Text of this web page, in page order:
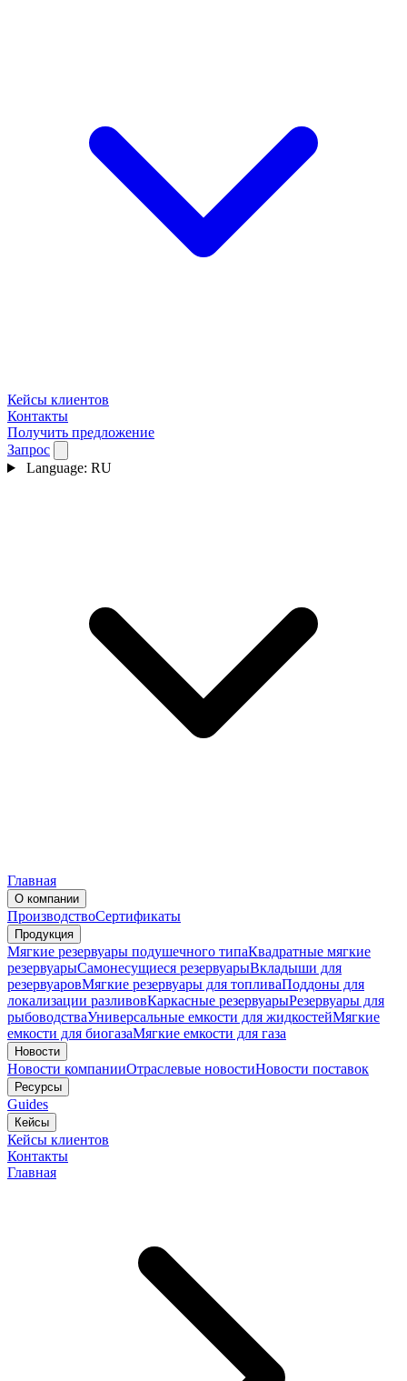
Кейсы клиентов
Контакты
Получить предложение
Запрос
Language: RU
Главная
О компании
ПроизводствоСертификаты
Продукция
Мягкие резервуары подушечного типаКвадратные мягкие
резервуарыСамонесущиеся резервуарыВкладыши для
резервуаровМягкие резервуары для топливаПоддоны для
локализации разливовКаркасные резервуарыРезервуары для
рыбоводстваУниверсальные емкости для жидкостейМягкие
емкости для биогазаМягкие емкости для газа
Новости
Новости компанииОтраслевые новостиНовости поставок
Ресурсы
Guides
Кейсы
Кейсы клиентов
Контакты
Главная